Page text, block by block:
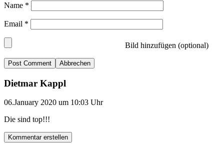
Name *
Email *
Bild hinzufügen (optional)
Abbrechen
Dietmar Kappl
06.January 2020 um 10:03 Uhr
Die sind top!!!
Kommentar erstellen